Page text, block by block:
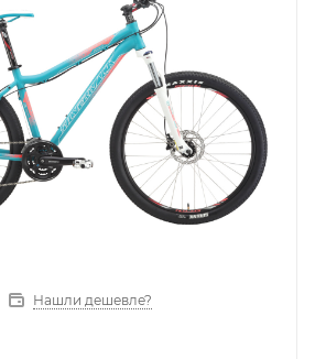
Нашли дешевле?